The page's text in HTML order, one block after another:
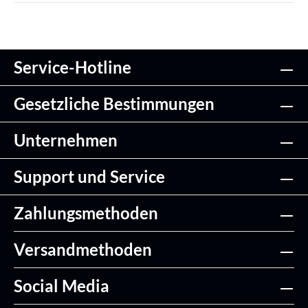
Service-Hotline
Gesetzliche Bestimmungen
Unternehmen
Support und Service
Zahlungsmethoden
Versandmethoden
Social Media